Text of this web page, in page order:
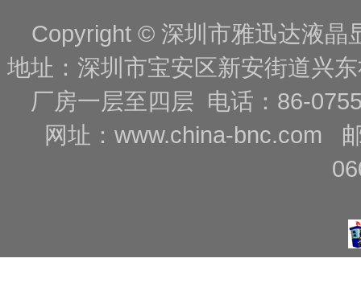
Copyright © 深圳市雅迅达液
地址：深圳市宝安区新安街道兴
厂房一层至四层 电话：86-
网址： www.china-bnc.com